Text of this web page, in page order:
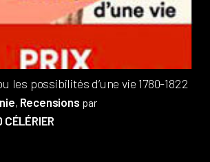
les possibilités d’une vie 1780-1822
, Recensions par